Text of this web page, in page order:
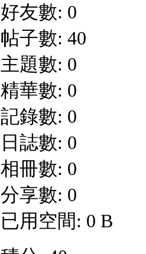
好友數: 0
帖子數: 40
主題數: 0
精華數: 0
記錄數: 0
日誌數: 0
相冊數: 0
分享數: 0
已用空間: 0 B